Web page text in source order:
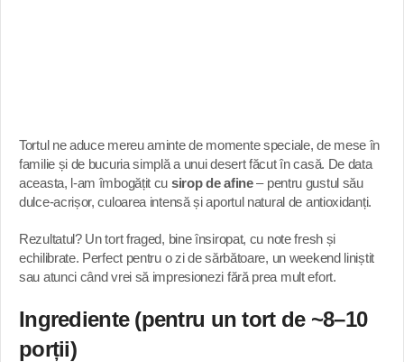
Tortul ne aduce mereu aminte de momente speciale, de mese în
familie și de bucuria simplă a unui desert făcut în casă. De data
aceasta, l-am îmbogățit cu sirop de afine– pentru gustul său
dulce-acrișor, culoarea intensă și aportul natural de antioxidanți.
Rezultatul? Un tort fraged, bine însiropat, cu note fresh și
echilibrate. Perfect pentru o zi de sărbătoare, un weekend liniștit
sau atunci când vrei să impresionezi fără prea mult efort.
Ingrediente (pentru un tort de ~8–10
porții)